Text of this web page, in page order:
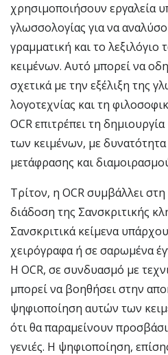
χρησιμοποιήσουν εργαλεία
γλωσσολογίας για να
γραμματική και το λεξιλόγιο
κειμένων. Αυτό μπορεί να
σχετικά με την εξέλιξη της
λογοτεχνίας και τη
OCR επιτρέπει τη
των κειμένων, με
μετάφρασης και
Τρίτον, η OCR συμβάλλει
διάδοση της Σανσκριτικής
Σανσκριτικά κείμενα
χειρόγραφα ή σε σαρωμένα
Η OCR, σε συνδυασμό με
μπορεί να βοηθήσει στην
ψηφιοποίηση αυτών των
ότι θα παραμείνουν
γενιές. Η ψηφιοποίηση,